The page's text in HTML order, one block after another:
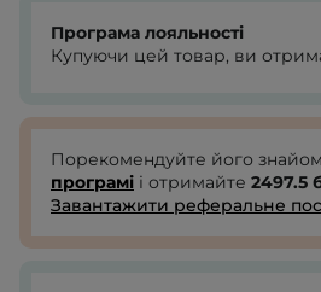
Програма лояльності
Купуючи цей товар, ви
Порекомендуйте його
програмі і отримайте 2497.5
Завантажити реферальне